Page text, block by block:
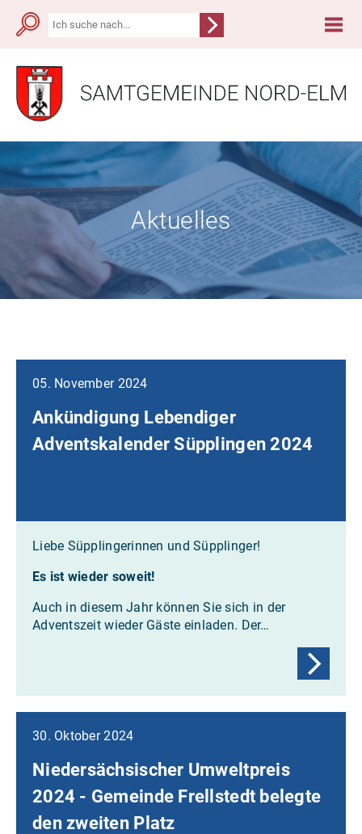
Aktuelles
05. November 2024
Ankündigung Lebendiger
Adventskalender Süpplingen 2024
Liebe Süpplingerinnen und Süpplinger!
Es ist wieder soweit!
Auch in diesem Jahr können Sie sich in der
Adventszeit wieder Gäste einladen. Der…
30. Oktober 2024
Niedersächsischer Umweltpreis
2024 - Gemeinde Frellstedt belegte
den zweiten Platz